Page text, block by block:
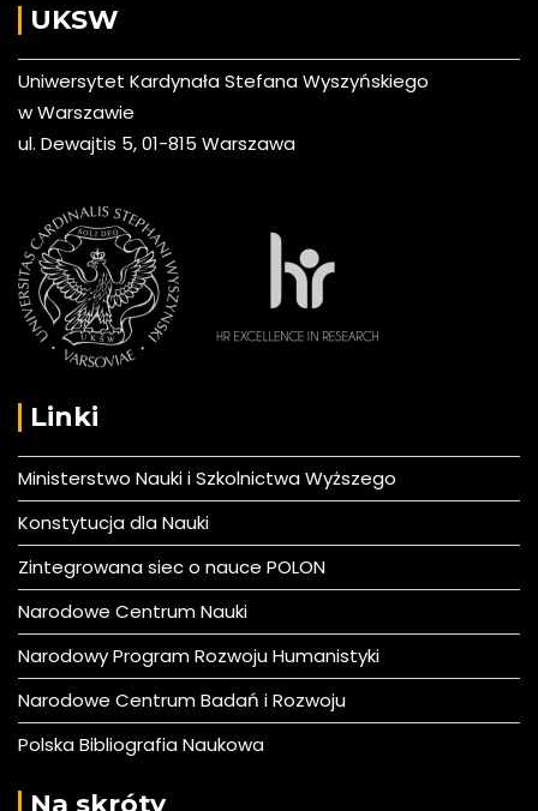
UKSW
Uniwersytet Kardynała Stefana Wyszyńskiego
w Warszawie
ul. Dewajtis 5, 01-815 Warszawa
Linki
Ministerstwo Nauki i Szkolnictwa Wyższego
Konstytucja dla Nauki
Zintegrowana siec o nauce POLON
Narodowe Centrum Nauki
Narodowy Program Rozwoju Humanistyki
Narodowe Centrum Badań i Rozwoju
Polska Bibliografia Naukowa